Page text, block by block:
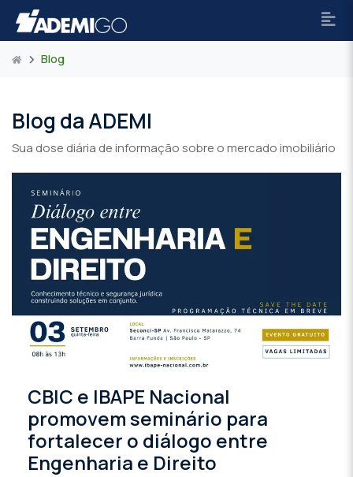
Blog
Blog da ADEMI
Sua dose diária de informação sobre o mercado imobiliário
CBIC e IBAPE Nacional
promovem seminário para
fortalecer o diálogo entre
Engenharia e Direito